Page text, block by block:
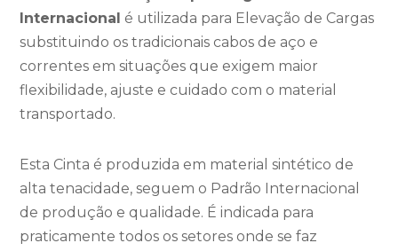
Internacional é utilizada para Elevação de Cargas
substituindo os tradicionais cabos de aço e
correntes em situações que exigem maior
flexibilidade, ajuste e cuidado com o material
transportado.
Esta Cinta é produzida em material sintético de
alta tenacidade, seguem o Padrão Internacional
de produção e qualidade. É indicada para
praticamente todos os setores onde se faz